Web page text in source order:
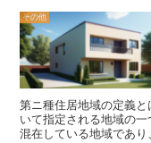
和することが重要です
ンスが求められますが、
物の魅力を最大限に引き
にわたって返済されるた
が、繰り上げ返済を行う
め、総返済額を減らすことができます。
ことで、将来的な経済的
返済期間が短縮されると
担がなくなります。これ
ができ、経済的な自由を得ること
済を行う際には注意点
あるため、事前に確認
その他
第ニ種住居地域の定義とは？ 第ニ種住居地域は、都市
いて指定される地域の
混在している地域であ